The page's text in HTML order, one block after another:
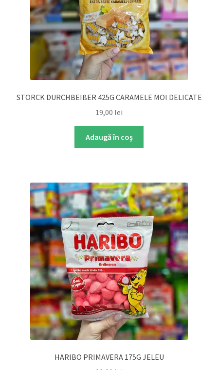
STORCK DURCHBEIßER 425G CARAMELE MOI DELICATE
19,00 lei
Adaugă în coș
HARIBO PRIMAVERA 175G JELEU